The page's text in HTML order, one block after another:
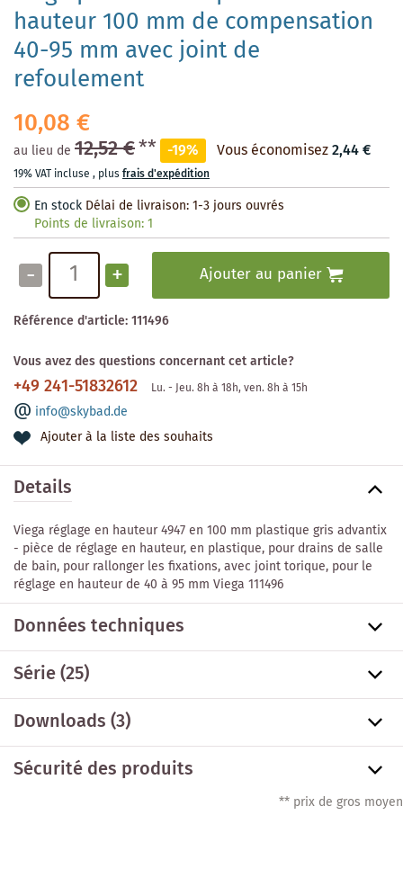
hauteur 100 mm de compensation
40-95 mm avec joint de
refoulement
10,08 €
au lieu de 12,52 €** -19% Vous économisez2,44 €
19% VAT incluse , plusfrais d'expédition
En stock Délai de livraison: 1-3 jours ouvrés
Points de livraison:1
- + Ajouter au panier
Référence d'article:111496
Vous avez des questions concernant cet article?
+49 241-51832612 Lu. - Jeu. 8h à 18h, ven. 8h à 15h
info@skybad.de
Ajouter à la liste des souhaits
Details
Viega réglage en hauteur 4947 en 100 mm plastique gris advantix
- pièce de réglage en hauteur, en plastique, pour drains de salle
de bain, pour rallonger les fixations, avec joint torique, pour le
réglage en hauteur de 40 à 95 mm Viega 111496
Données techniques
Série(25)
Downloads (3)
Sécurité des produits
** prix de gros moyen